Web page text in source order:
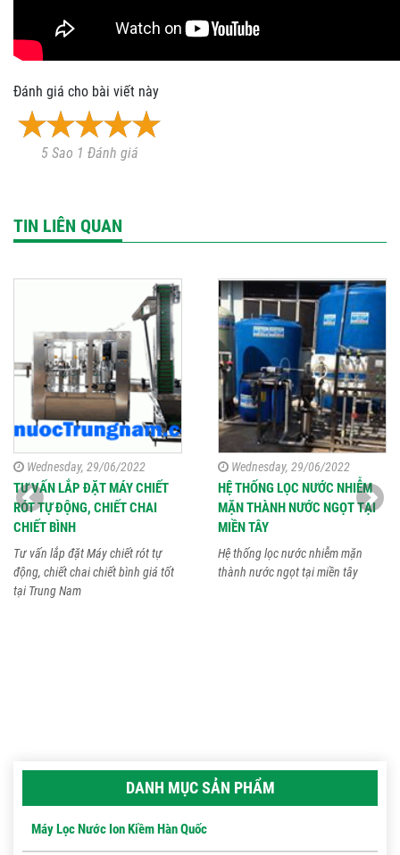
Đánh giá cho bài viết này
5 Sao 1 Đánh giá
TIN LIÊN QUAN
Wednesday, 29/06/2022
TƯ VẤN LẮP ĐẶT MÁY CHIẾT
RÓT TỰ ĐỘNG, CHIẾT CHAI
CHIẾT BÌNH
Tư vấn lắp đặt Máy chiết rót tự
động, chiết chai chiết bình giá tốt
tại Trung Nam
Wednesday, 29/06/2022
HỆ THỐNG LỌC NƯỚC NHIỄM
MẶN THÀNH NƯỚC NGỌT TẠI
MIỀN TÂY
Hệ thống lọc nước nhiễm mặn
thành nước ngọt tại miền tây
DANH MỤC SẢN PHẨM
Máy Lọc Nước Ion Kiềm Hàn Quốc